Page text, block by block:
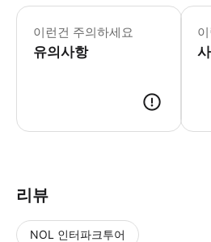
이런건 주의하세요
유의사항
CDG
리뷰
NOL 인터파크투어